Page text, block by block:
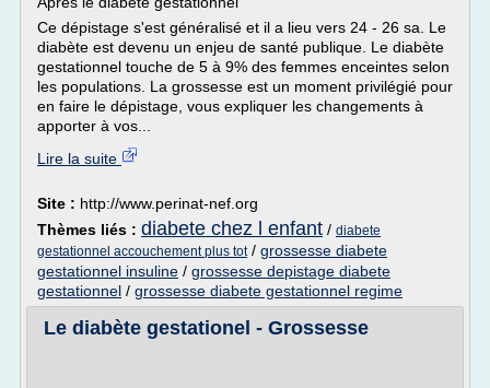
Ce dépistage s'est généralisé et il a lieu vers 24 - 26 sa. Le
diabète est devenu un enjeu de santé publique. Le diabète
gestationnel touche de 5 à 9% des femmes enceintes selon
les populations. La grossesse est un moment privilégié pour
en faire le dépistage, vous expliquer les changements à
apporter à vos...
Lire la suite
Site : http://www.perinat-nef.org
Thèmes liés : diabete chez l enfant / diabete
gestationnel accouchement plus tot/ grossesse diabete
gestationnel insuline / grossesse depistage diabete
gestationnel / grossesse diabete gestationnel regime
Le diabète gestationel - Grossesse